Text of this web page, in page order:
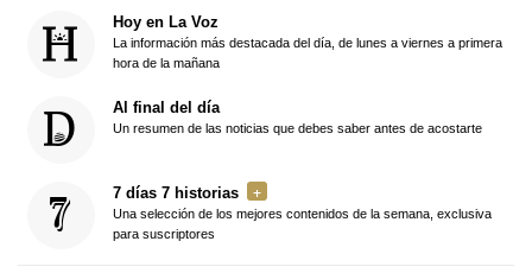
Hoy en La Voz
La información más destacada del día, de lunes a viernes a primera
hora de la mañana
Al final del día
Un resumen de las noticias que debes saber antes de acostarte
7 días 7 historias
Una selección de los mejores contenidos de la semana, exclusiva
para suscriptores